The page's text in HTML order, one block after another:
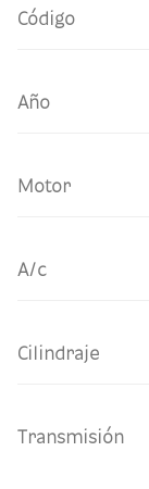
Código
Año
Motor
A/c
Cilindraje
Transmisión